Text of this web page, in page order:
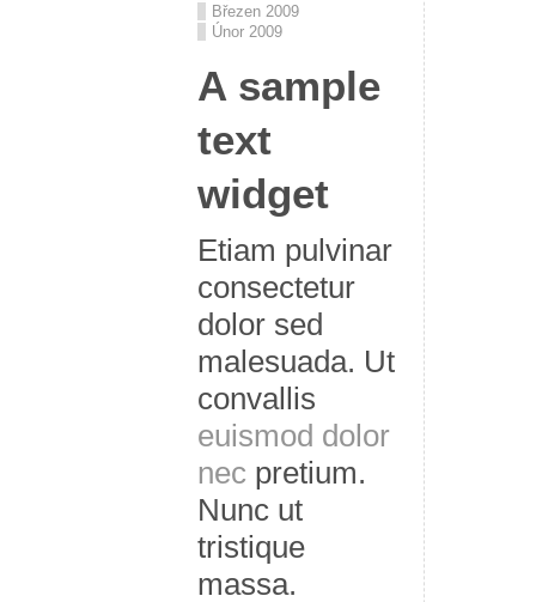
Březen 2009
Únor 2009
A sample
text
widget
Etiam pulvinar
consectetur
dolor sed
malesuada. Ut
convallis
euismod dolor
nec pretium.
Nunc ut
tristique
massa.